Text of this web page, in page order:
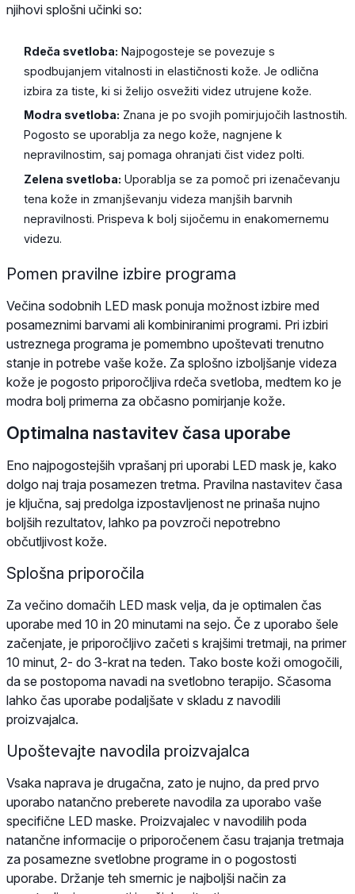
njihovi splošni učinki so:
Rdeča svetloba: Najpogosteje se povezuje s
spodbujanjem vitalnosti in elastičnosti kože. Je odlična
izbira za tiste, ki si želijo osvežiti videz utrujene kože.
Modra svetloba: Znana je po svojih pomirjujočih lastnostih.
Pogosto se uporablja za nego kože, nagnjene k
nepravilnostim, saj pomaga ohranjati čist videz polti.
Zelena svetloba: Uporablja se za pomoč pri izenačevanju
tena kože in zmanjševanju videza manjših barvnih
nepravilnosti. Prispeva k bolj sijočemu in enakomernemu
videzu.
Pomen pravilne izbire programa
Večina sodobnih LED mask ponuja možnost izbire med
posameznimi barvami ali kombiniranimi programi. Pri izbiri
ustreznega programa je pomembno upoštevati trenutno
stanje in potrebe vaše kože. Za splošno izboljšanje videza
kože je pogosto priporočljiva rdeča svetloba, medtem ko je
modra bolj primerna za občasno pomirjanje kože.
Optimalna nastavitev časa uporabe
Eno najpogostejših vprašanj pri uporabi LED mask je, kako
dolgo naj traja posamezen tretma. Pravilna nastavitev časa
je ključna, saj predolga izpostavljenost ne prinaša nujno
boljših rezultatov, lahko pa povzroči nepotrebno
občutljivost kože.
Splošna priporočila
Za večino domačih LED mask velja, da je optimalen čas
uporabe med 10 in 20 minutami na sejo. Če z uporabo šele
začenjate, je priporočljivo začeti s krajšimi tretmaji, na primer
10 minut, 2- do 3-krat na teden. Tako boste koži omogočili,
da se postopoma navadi na svetlobno terapijo. Sčasoma
lahko čas uporabe podaljšate v skladu z navodili
proizvajalca.
Upoštevajte navodila proizvajalca
Vsaka naprava je drugačna, zato je nujno, da pred prvo
uporabo natančno preberete navodila za uporabo vaše
specifične LED maske. Proizvajalec v navodilih poda
natančne informacije o priporočenem času trajanja tretmaja
za posamezne svetlobne programe in o pogostosti
uporabe. Držanje teh smernic je najboljši način za